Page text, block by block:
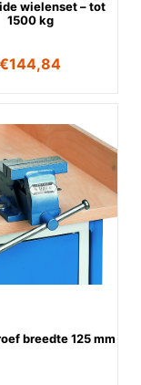
wielenset – tot
1500 kg
€144,84
breedte 125 mm